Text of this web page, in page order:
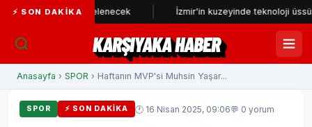
⚡ SON DAKIKA
yeniden incelenecek İzmir'in kuzeyinde teknoloji üssü
KARŞIYAKA HABER
Anasayfa › SPOR › Haftanın MVP'si Muhsin Yaşar...
SPOR ⚡ SON DAKIKA 🕐 16 Nisan 2025, 09:06💬 0 yorum